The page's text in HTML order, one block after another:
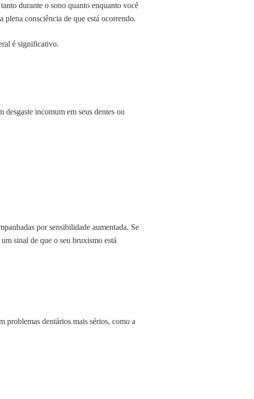
durante o sono quanto enquanto você
plena consciência de que está ocorrendo.
é significativo.
incomum em seus dentes ou
por sensibilidade aumentada. Se
sinal de que o seu bruxismo está
problemas dentários mais sérios, como a